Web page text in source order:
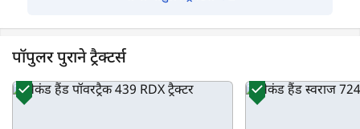
पॉपुलर पुराने ट्रैक्टर्स